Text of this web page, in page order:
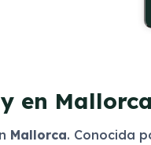
en Mallorca
Mallorca. Conocida